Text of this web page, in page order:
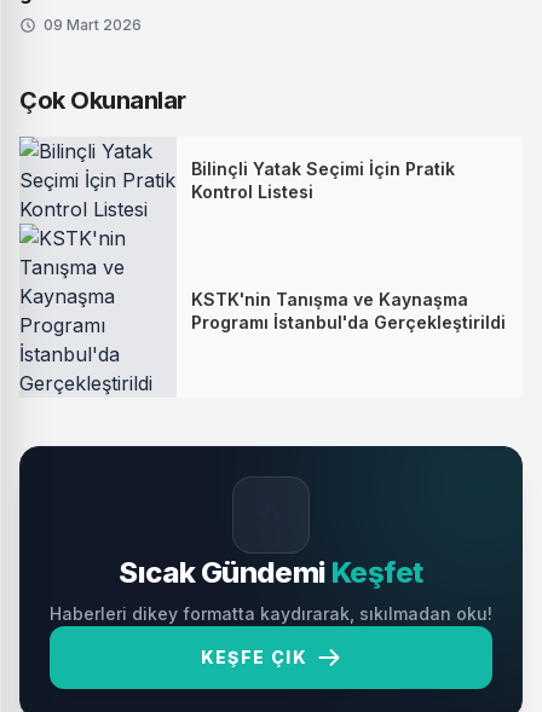
09 Mart 2026
Çok Okunanlar
Bilinçli Yatak Seçimi İçin Pratik
Kontrol Listesi
KSTK'nin Tanışma ve Kaynaşma
Programı İstanbul'da Gerçekleştirildi
Sıcak Gündemi Keşfet
Haberleri dikey formatta kaydırarak, sıkılmadan oku!
KEŞFE ÇIK